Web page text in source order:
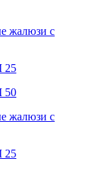
жалюзи с
25
50
жалюзи с
25